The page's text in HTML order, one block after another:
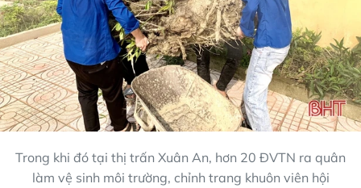
Trong khi đó tại thị trấn Xuân An, hơn 20 ĐVTN ra quân
làm vệ sinh môi trường, chỉnh trang khuôn viên hội